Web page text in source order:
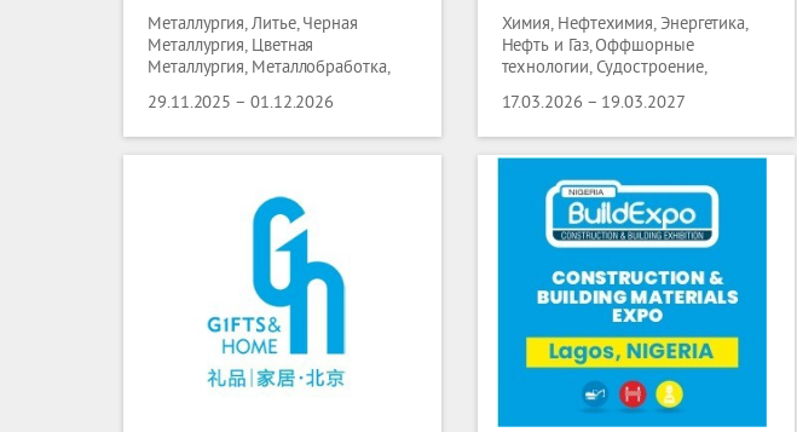
Металлургия, Литье, Черная
Металлургия, Цветная
Металлургия, Металлобработка,
29.11.2025 – 01.12.2026
Химия, Нефтехимия, Энергетика,
Нефть и Газ, Оффшорные
технологии, Судостроение,
Проволока
17.03.2026 – 19.03.2027